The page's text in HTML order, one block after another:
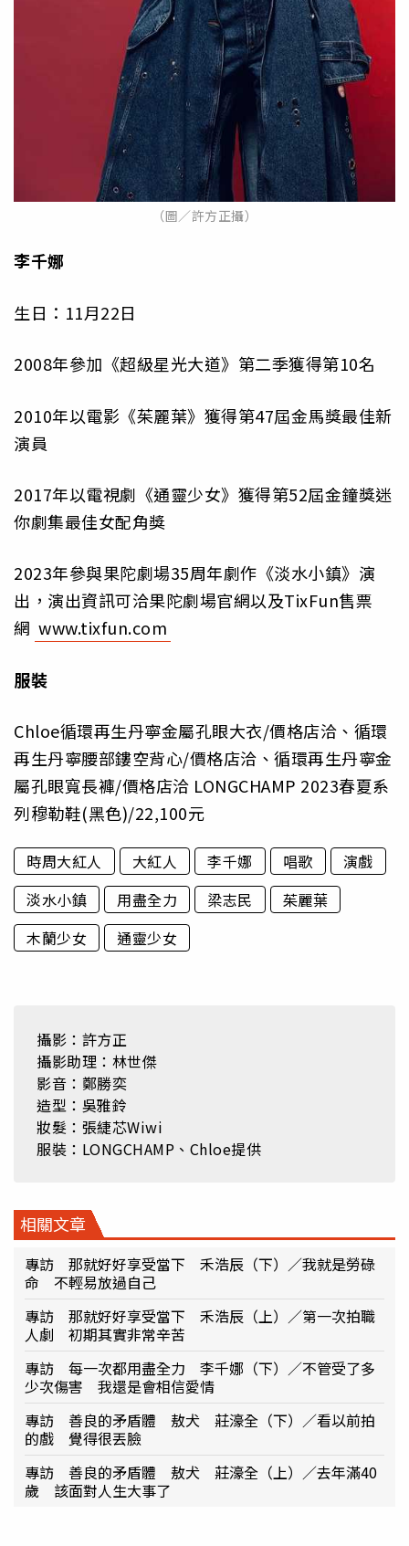
（圖／許方正攝）
李千娜
生日：11月22日
2008年參加《超級星光大道》第二季獲得第10名
2010年以電影《茱麗葉》獲得第47屆金馬獎最佳新
演員
2017年以電視劇《通靈少女》獲得第52屆金鐘獎迷
你劇集最佳女配角獎
2023年參與果陀劇場35周年劇作《淡水小鎮》演
出，演出資訊可洽果陀劇場官網以及TixFun售票
網 www.tixfun.com
服裝
Chloe循環再生丹寧金屬孔眼大衣/價格店洽、循環
再生丹寧腰部鏤空背心/價格店洽、循環再生丹寧金
屬孔眼寬長褲/價格店洽 LONGCHAMP 2023春夏系
列穆勒鞋(黑色)/22,100元
時周大紅人 大紅人 李千娜 唱歌
演戲
淡水小鎮
用盡全力 梁志民
茱麗葉
木蘭少女
通靈少女
攝影：許方正
攝影助理：林世傑
影音：鄭勝奕
造型：吳雅鈴
妝髮：張緁芯Wiwi
服裝：LONGCHAMP、Chloe提供
相關文章
專訪 那就好好享受當下 禾浩辰（下）／我就是勞碌
命 不輕易放過自己
專訪 那就好好享受當下 禾浩辰（上）／第一次拍職
人劇 初期其實非常辛苦
專訪 每一次都用盡全力 李千娜（下）／不管受了多
少次傷害 我還是會相信愛情
專訪 善良的矛盾體 敖犬 莊濠全（下）／看以前拍
的戲 覺得很丟臉
專訪 善良的矛盾體 敖犬 莊濠全（上）／去年滿40
歲 該面對人生大事了